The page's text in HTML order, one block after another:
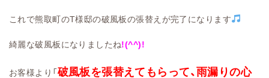
これで熊取町のT様邸の破風板の張替えが完了になります
綺麗な破風板になりましたね!(^^)!
お客様より「破風板を張替えてもらって、雨漏りの心